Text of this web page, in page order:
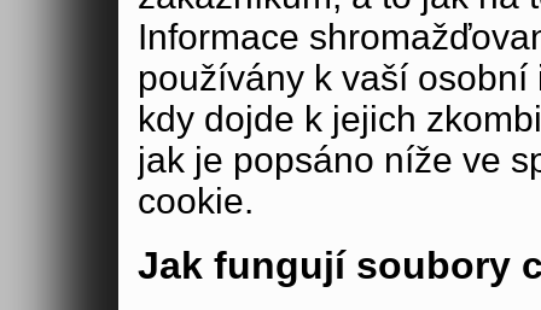
Informace
používány k vaší
kdy dojde k jejich
jak je popsáno níže ve
cookie.
Jak fungují soubory